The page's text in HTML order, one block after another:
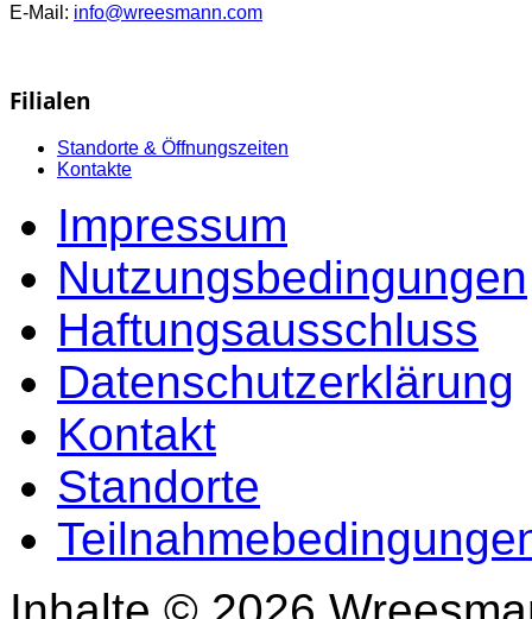
E-Mail: info@wreesmann.com
Filialen
Standorte & Öffnungszeiten
Kontakte
Impressum
Nutzungsbedingungen
Haftungsausschluss
Datenschutzerklärung
Kontakt
Standorte